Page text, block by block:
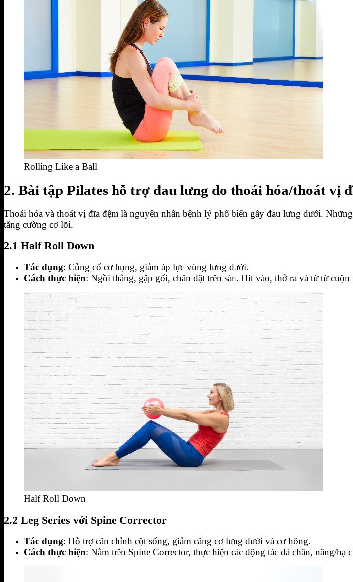
Rolling Like a Ball
2. Bài tập Pilates hỗ trợ đau lưng do thoái hóa/thoát vị
Thoái hóa và thoát vị đĩa đệm là nguyên nhân bệnh lý phổ biến gây đau lưng dưới.
tăng cường cơ lõi.
2.1 Half Roll Down
Tác dụng: Củng cố cơ bụng, giảm áp lực vùng lưng dưới.
Cách thực hiện: Ngồi thẳng, gập gối, chân đặt trên sàn. Hít vào, thở ra và từ từ
Half Roll Down
2.2 Leg Series với Spine Corrector
Tác dụng: Hỗ trợ căn chỉnh cột sống, giảm căng cơ lưng dưới và cơ hông.
Cách thực hiện: Nằm trên Spine Corrector, thực hiện các động tác đá chân, nâng/